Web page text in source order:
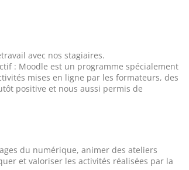
avec nos stagiaires.
: Moodle est un programme spécialement
mises en ligne par les formateurs, des
positive et nous aussi permis de
du numérique, animer des ateliers
et valoriser les activités réalisées par la